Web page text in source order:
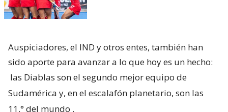
Auspiciadores, el IND y otros entes, también han
sido aporte para avanzar a lo que hoy es un hecho:
las Diablas son el segundo mejor equipo de
Sudamérica y, en el escalafón planetario, son las
11.° del mundo .